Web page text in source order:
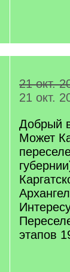
21 окт.
21 окт.
Добрый
Может
этапов